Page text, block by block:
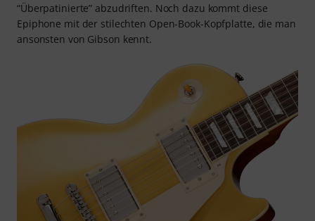
“Überpatinierte” abzudriften. Noch dazu kommt diese
Epiphone mit der stilechten Open-Book-Kopfplatte, die man
ansonsten von Gibson kennt.